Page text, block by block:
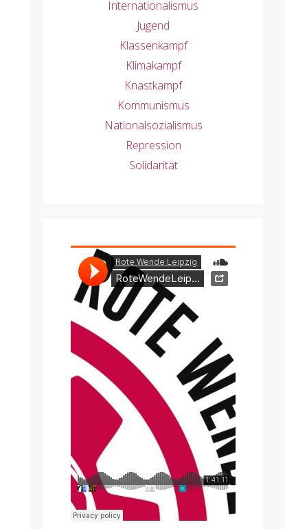
Internationalismus
Jugend
Klassenkampf
Klimakampf
Knastkampf
Kommunismus
Nationalsozialismus
Repression
Solidarität